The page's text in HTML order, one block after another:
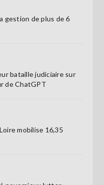
gestion de plus de 6
bataille judiciaire sur
de ChatGPT
mobilise 16,35